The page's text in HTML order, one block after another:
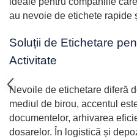
au nevoie de etichete rapide
Soluții de Etichetare
Activitate
Nevoile de etichetare diferă
mediul de birou, accentul
documentelor, arhivarea
dosarelor. În logistică și